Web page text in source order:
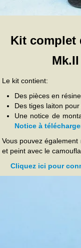
Kit complet
Le kit contient:
Des pièces en résine
Des tiges laiton
Une notice de
Notice à
Vous pouvez également
et peint avec le
Cliquez ici pour